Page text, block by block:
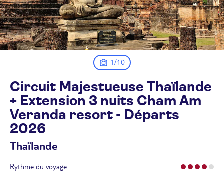
1/10
Circuit Majestueuse Thaïlande
+ Extension 3 nuits Cham Am
Veranda resort - Départs
2026
Thaïlande
Rythme du voyage